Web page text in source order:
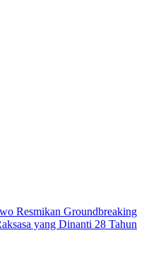
Resmikan Groundbreaking
yang Dinanti 28 Tahun